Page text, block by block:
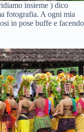
insieme ) dico
fotografia. A ogni mia
in pose buffe e facendo